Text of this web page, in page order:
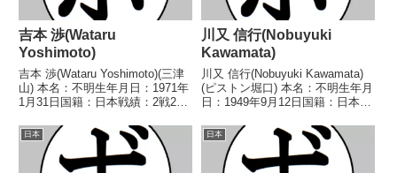
吉本 渉(Wataru
Yoshimoto)
吉本 渉(Wataru Yoshimoto)(三津
山) 本名：不明生年月日：1971年
1月31日国籍：日本戦績：2戦2
歴】2001/04/30 ●3RTKO 百々
晃瑞(駿河)2001/10/28
●1RKO ...
川又 信行(Nobuyuki
Kawamata)
川又 信行(Nobuyuki Kawamata)
(ピストン堀口) 本名：不明生年月
日：1949年9月12日国籍：日本戦
タイトル】なし 【戦歴】
1968/08/26 ○2RKO 橋本 裕二
(中村)196...
日本 日本